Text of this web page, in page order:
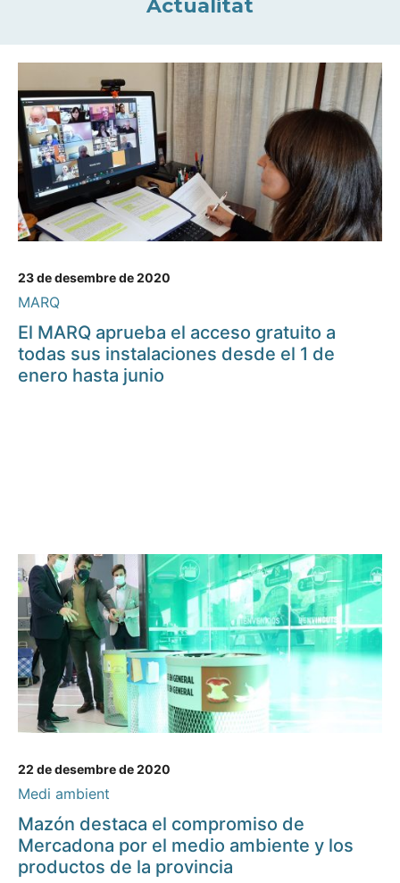
Actualitat
23 de desembre de 2020
MARQ
El MARQ aprueba el acceso gratuito a
todas sus instalaciones desde el 1 de
enero hasta junio
22 de desembre de 2020
Medi ambient
Mazón destaca el compromiso de
Mercadona por el medio ambiente y los
productos de la provincia